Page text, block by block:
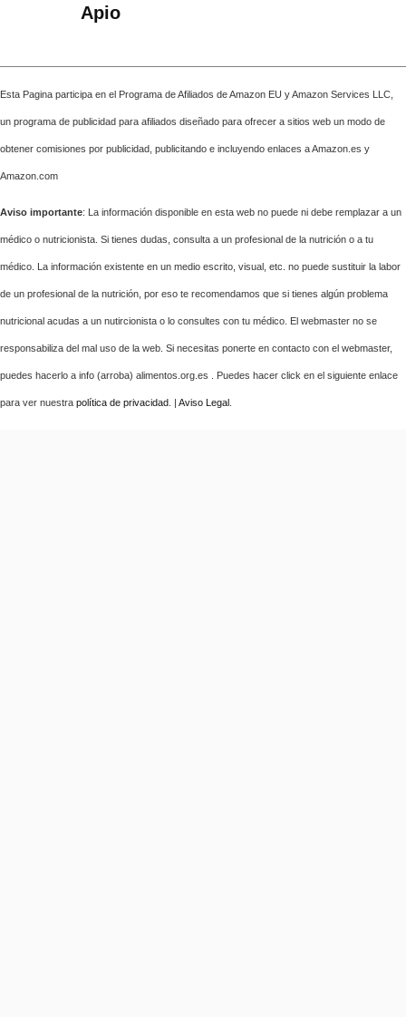
Apio
Esta Pagina participa en el Programa de Afiliados de Amazon EU y Amazon Services LLC,
un programa de publicidad para afiliados diseñado para ofrecer a sitios web un modo de
obtener comisiones por publicidad, publicitando e incluyendo enlaces a Amazon.es y
Amazon.com
Aviso importante: La información disponible en esta web no puede ni debe remplazar a un
médico o nutricionista. Si tienes dudas, consulta a un profesional de la nutrición o a tu
médico. La información existente en un medio escrito, visual, etc. no puede sustituir la labor
de un profesional de la nutrición, por eso te recomendamos que si tienes algún problema
nutricional acudas a un nutircionista o lo consultes con tu médico. El webmaster no se
responsabiliza del mal uso de la web. Si necesitas ponerte en contacto con el webmaster,
puedes hacerlo a info (arroba) alimentos.org.es . Puedes hacer click en el siguiente enlace
para ver nuestra política de privacidad . | Aviso Legal